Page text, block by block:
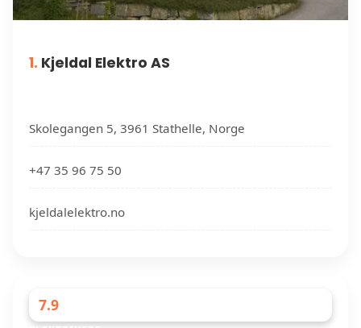
1. Kjeldal Elektro AS
Skolegangen 5, 3961 Stathelle, Norge
+47 35 96 75 50
kjeldalelektro.no
7.9